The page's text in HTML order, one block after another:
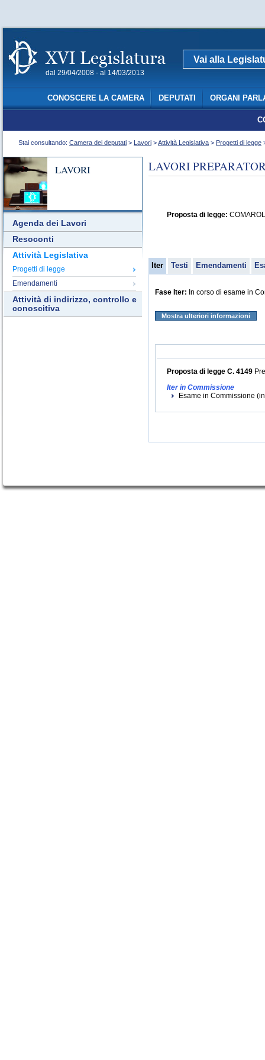
dal 29/04/2008 - al 14/03/2013
Vai alla
CONOSCERE LA CAMERA DEPUTATI ORGANI
Stai consultando: Camera dei deputati > Lavori >Attività Legislativa > Progetti di legge
LAVORI
Agenda dei Lavori
Resoconti
Attività Legislativa
Progetti di legge
Emendamenti
Attività di indirizzo, controllo e
conoscitiva
LAVORI
Proposta di legge:
Iter Testi Emendamenti
Fase Iter: In corso di esame in
Mostra ulteriori informazioni
Proposta di legge C. 4149
Iter in Commissione
Esame in Commissione